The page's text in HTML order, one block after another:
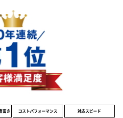
富さ コストパフォーマンス 対応スピード